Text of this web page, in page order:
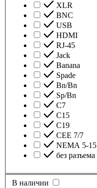
XLR
BNC
USB
HDMI
RJ-45
Jack
Banana
Spade
Bn/Bn
Sp/Bn
С7
C15
C19
CEE 7/7
NEMA 5-15
без разъема
В наличии